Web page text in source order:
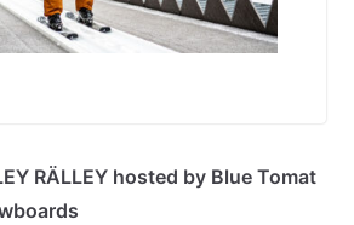
RÄLLEY hosted by Blue Tomat